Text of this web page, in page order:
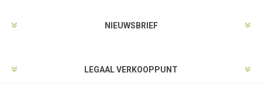
NIEUWSBRIEF
LEGAAL VERKOOPPUNT